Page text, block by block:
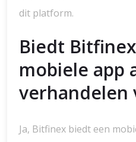
dit platform.
Biedt
mobiele app
verhandelen
Ja, Bitfinex biedt een